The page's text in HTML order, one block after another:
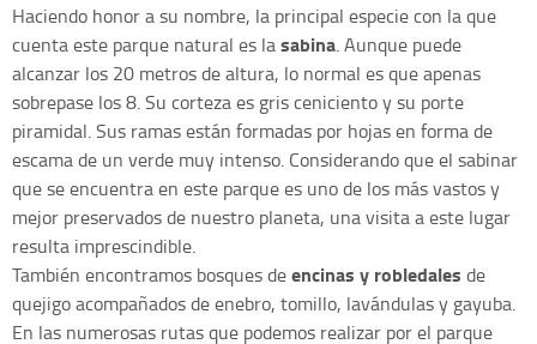
Haciendo honor a su nombre, la principal especie con la que
cuenta este parque natural es lasabina. Aunque puede
alcanzar los 20 metros de altura, lo normal es que apenas
sobrepase los 8. Su corteza es gris ceniciento y su porte
piramidal. Sus ramas están formadas por hojas en forma de
escama de un verde muy intenso. Considerando que el sabinar
que se encuentra en este parque es uno de los más vastos y
mejor preservados de nuestro planeta, una visita a este lugar
resulta imprescindible.
También encontramos bosques deencinas y robledales de
quejigo acompañados de enebro, tomillo, lavándulas y gayuba.
En las numerosas rutas que podemos realizar por el parque